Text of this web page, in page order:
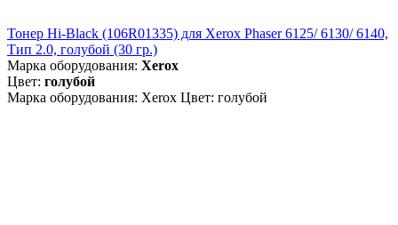
Тонер Hi-Black (106R01335) для Xerox Phaser 6125/ 6130/ 6140,
Тип 2.0, голубой (30 гр.)
Марка оборудования: Xerox
Цвет: голубой
Марка оборудования: Xerox Цвет: голубой